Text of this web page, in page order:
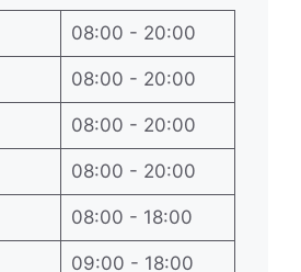
08:00 - 20:00
08:00 - 20:00
08:00 - 20:00
08:00 - 20:00
08:00 - 18:00
09:00 - 18:00